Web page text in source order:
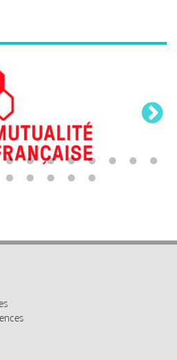
de la performance